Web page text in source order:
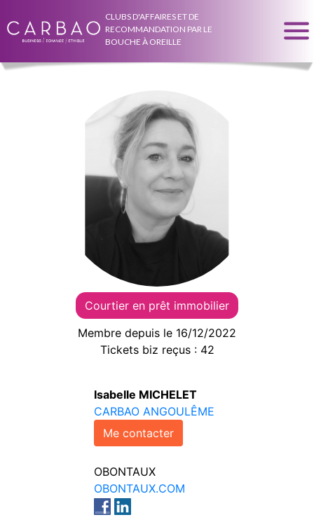
CLUBS D'AFFAIRES ET DE
RECOMMANDATION PAR LE
BOUCHE À OREILLE
Courtier en prêt immobilier
Membre depuis le 16/12/2022
Tickets biz reçus : 42
Isabelle MICHELET
CARBAO ANGOULÊME
Me contacter
OBONTAUX
OBONTAUX.COM